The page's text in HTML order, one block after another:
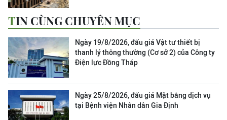
TIN CÙNG CHUYÊN MỤC
Ngày 19/8/2026, đấu giá Vật tư thiết bị
thanh lý thông thường (Cơ sở 2) của Công ty
Điện lực Đồng Tháp
Ngày 25/8/2026, đấu giá Mặt bằng dịch vụ
tại Bệnh viện Nhân dân Gia Định